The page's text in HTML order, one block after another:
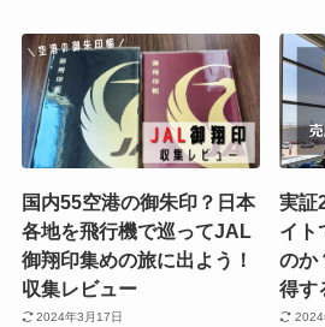
国内55空港の御朱印？日本
各地を飛行機で巡ってJAL
御翔印集めの旅に出よう！
収集レビュー
2024年3月17日
実証
イト
のか
得す
2024